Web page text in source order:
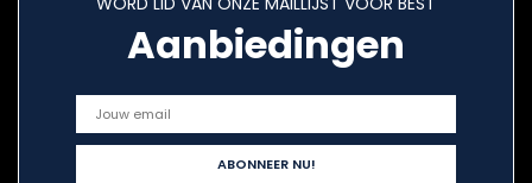
Aanbiedingen